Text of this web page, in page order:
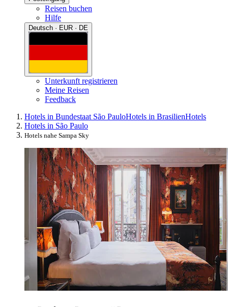
Reisen buchen
Hilfe
Deutsch · EUR · DE
Unterkunft registrieren
Meine Reisen
Feedback
Hotels in Bundestaat São PauloHotels in BrasilienHotels
Hotels in São Paulo
Hotels nahe Sampa Sky